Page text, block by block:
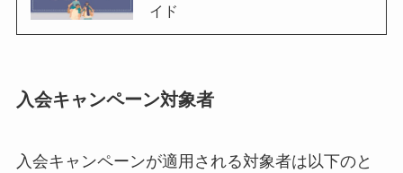
イド
入会キャンペーン対象者
入会キャンペーンが適用される対象者は以下のと